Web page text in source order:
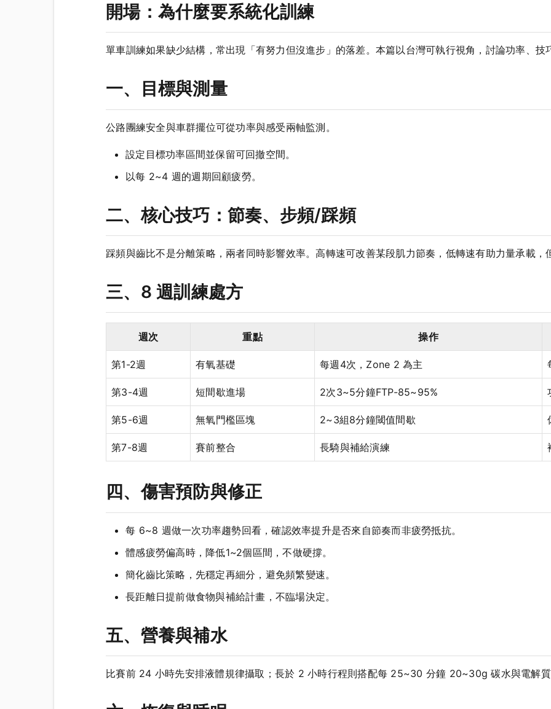
開場：為什麼要系統化訓練
單車訓練如果缺少結構，常出現「有努力但沒進步」的落差。本篇以台灣可執行視角，討論功率、技
一、目標與測量
公路團練安全與車群擺位可從功率與感受兩軸監測。
設定目標功率區間並保留可回撤空間。
以每 2~4 週的週期回顧疲勞。
二、核心技巧：節奏、步頻/踩頻
踩頻與齒比不是分離策略，兩者同時影響效率。高轉速可改善某段肌力節奏，低轉速有助力量承載，
三、8 週訓練處方
週次 重點 操作
第1-2週 有氧基礎 每週4次，Zone 2 為主
第3-4週 短間歇進場 2次3~5分鐘FTP-85~95%
第5-6週 無氧門檻區塊 2~3組8分鐘閾值間歇
第7-8週 賽前整合 長騎與補給演練
四、傷害預防與修正
每 6~8 週做一次功率趨勢回看，確認效率提升是否來自節奏而非疲勞抵抗。
體感疲勞偏高時，降低1~2個區間，不做硬撐。
簡化齒比策略，先穩定再細分，避免頻繁變速。
長距離日提前做食物與補給計畫，不臨場決定。
五、營養與補水
比賽前 24 小時先安排液體規律攝取；長於 2 小時行程則搭配每 25~30 分鐘 20~30g 碳水與電解